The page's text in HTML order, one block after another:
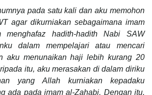
pada satu kali dan aku memohon
agar dikurniakan sebagaimana imam
menghafaz hadith-hadith Nabi SAW
dalam mempelajari atau mencari
aku menunaikan haji lebih kurang 20
itu, aku merasakan di dalam diriku
yang Allah kurniakan kepadaku
ada pada imam al-Zahabi. Dengan itu,